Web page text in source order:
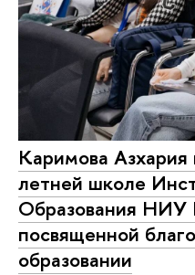
Каримова Азхария
летней школе
Образования
посвященной
образовании